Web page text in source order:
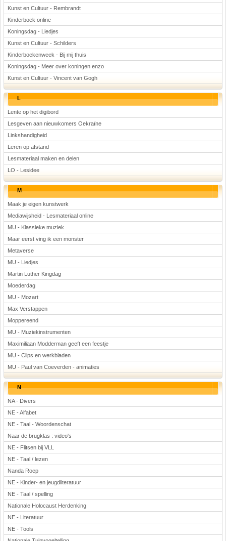
Kunst en Cultuur - Rembrandt
Kinderboek online
Koningsdag - Liedjes
Kunst en Cultuur - Schilders
Kinderboekenweek - Bij mij thuis
Koningsdag - Meer over koningen enzo
Kunst en Cultuur - Vincent van Gogh
L
Lente op het digibord
Lesgeven aan nieuwkomers Oekraïne
Linkshandigheid
Leren op afstand
Lesmateriaal maken en delen
LO - Lesidee
M
Maak je eigen kunstwerk
Mediawijsheid - Lesmateriaal online
MU - Klassieke muziek
Maar eerst ving ik een monster
Metaverse
MU - Liedjes
Martin Luther Kingdag
Moederdag
MU - Mozart
Max Verstappen
Moppereend
MU - Muziekinstrumenten
Maximiliaan Modderman geeft een feestje
MU - Clips en werkbladen
MU - Paul van Coeverden - animaties
N
NA - Divers
NE - Alfabet
NE - Taal - Woordenschat
Naar de brugklas : video's
NE - Flitsen bij VLL
NE - Taal / lezen
Nanda Roep
NE - Kinder- en jeugdliteratuur
NE - Taal / spelling
Nationale Holocaust Herdenking
NE - Literatuur
NE - Tools